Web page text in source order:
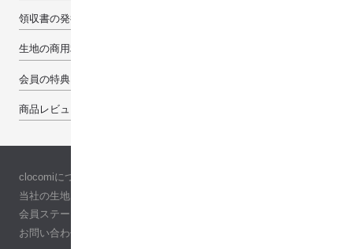
領収書の発行について
生地の商用利用について
会員の特典
商品レビューで100pt
clocomiについて
当社の生地について
会員ステージ
お問い合わせ